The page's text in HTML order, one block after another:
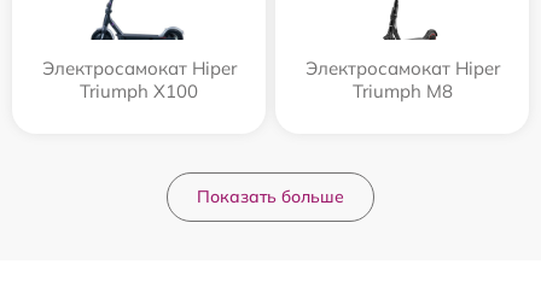
Электросамокат Hiper
Triumph X100
Электросамокат Hiper
Triumph M8
Показать больше